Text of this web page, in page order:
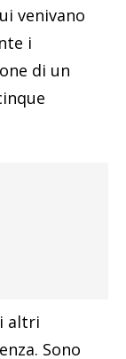
venivano
i
di un
altri
Sono